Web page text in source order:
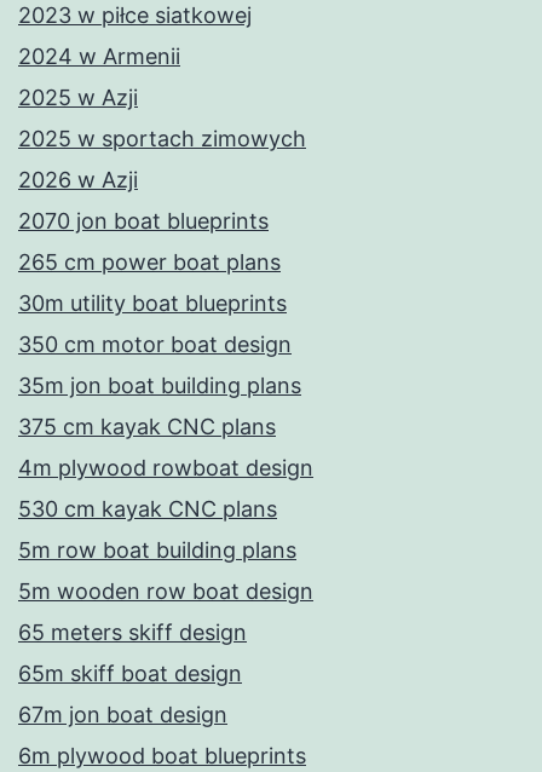
2023 w piłce siatkowej
2024 w Armenii
2025 w Azji
2025 w sportach zimowych
2026 w Azji
2070 jon boat blueprints
265 cm power boat plans
30m utility boat blueprints
350 cm motor boat design
35m jon boat building plans
375 cm kayak CNC plans
4m plywood rowboat design
530 cm kayak CNC plans
5m row boat building plans
5m wooden row boat design
65 meters skiff design
65m skiff boat design
67m jon boat design
6m plywood boat blueprints